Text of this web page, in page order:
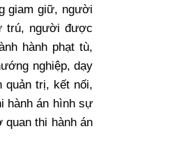
giam giữ, người
trú, người được
hành phạt tù,
nghiệp, dạy
quản trị, kết nối,
hành án hình sự
quan thi hành án